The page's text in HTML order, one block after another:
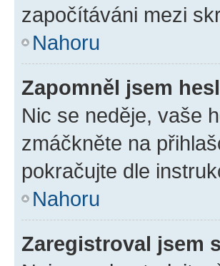
započítáváni mezi
Nahoru
Zapomněl jsem
Nic se neděje, vaše
zmáčkněte na
pokračujte dle
Nahoru
Zaregistroval jsem